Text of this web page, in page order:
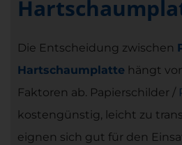
Die Entscheidung zwischen
Hartschaumplatte hängt
Faktoren ab. Papierschilder /
kostengünstig, leicht zu
eignen sich gut für den